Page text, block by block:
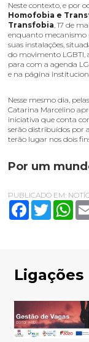
Neste contexto, e por
Homofobia e
Transfobia, 17 de
enquanto mecanismo
suas instalações,
do movimento
para com a agenda
e na página
Nesse mesmo dia,
Catarina Marcelino
iniciativa que conta
serão distribuídos por
terão lugar nos dois
Por um
PUBLICADO EM:
FacebookTwitter
Ligações